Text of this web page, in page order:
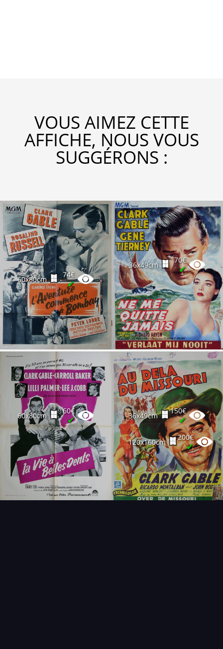
VOUS AIMEZ CETTE
AFFICHE, NOUS VOUS
SUGGÉRONS :
60x80cm
74€
✔
36x49cm
70€
✔
60x80cm
60€
✔ 36x49cm
150€
✔
120x160cm
200€
✔